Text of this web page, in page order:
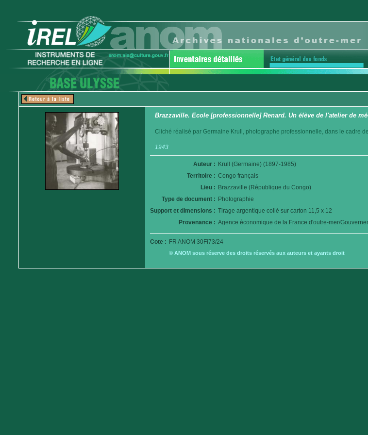
Brazzaville. Ecole [professionnelle] Renard. Un élève de l'atelier de
Cliché réalisé par Germaine Krull, photographe professionnelle, dans le cadre
1943
Auteur : Krull (Germaine) (1897-1985)
Territoire : Congo français
Lieu : Brazzaville (République du Congo)
Type de document : Photographie
Support et dimensions : Tirage argentique collé sur carton 11,5 x 12
Provenance : Agence économique de la France d'outre-mer/
Cote : FR ANOM 30Fi73/24
© ANOM sous réserve des droits réservés aux auteurs et ayants droit